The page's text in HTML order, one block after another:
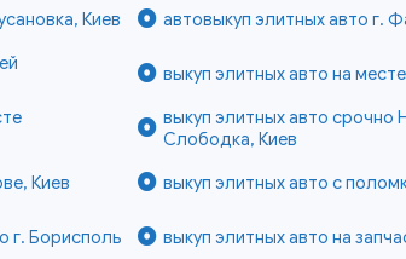
Киев
автовыкуп элитных авто г.
выкуп элитных авто на
выкуп элитных авто срочно
Слободка, Киев
Киев выкуп элитных авто с
г. Борисполь
выкуп элитных авто на